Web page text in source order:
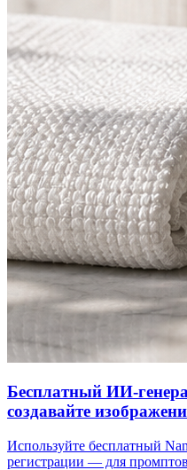
Бесплатный ИИ-
создавайте
Используйте бесплатный
регистрации — для